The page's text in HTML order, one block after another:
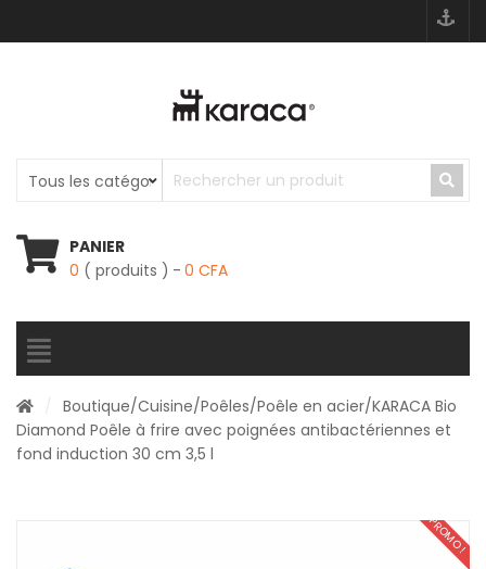
PANIER
0 ( produits ) 0 CFA
Boutique/Cuisine/Poêles/Poêle en acier/KARACA Bio
Diamond Poêle à frire avec poignées antibactériennes et
fond induction 30 cm 3,5 l
PROMO !